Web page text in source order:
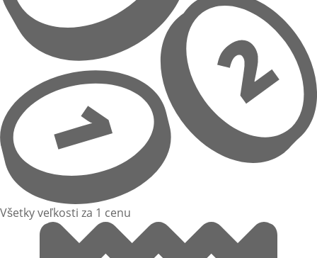
Všetky veľkosti za 1 cenu